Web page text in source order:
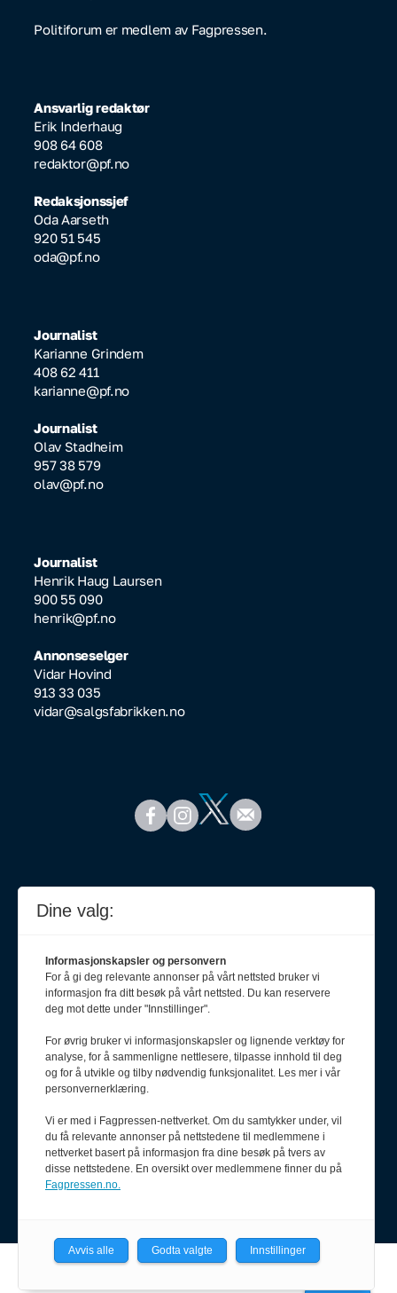
Politiforum er medlem av Fagpressen.
Ansvarlig redaktør
Erik Inderhaug
908 64 608
redaktor@pf.no
Redaksjonssjef
Oda Aarseth
920 51 545
oda@pf.no
Journalist
Karianne Grindem
408 62 411
karianne@pf.no
Journalist
Olav Stadheim
957 38 579
olav@pf.no
Journalist
Henrik Haug Laursen
900 55 090
henrik@pf.no
Annonseselger
Vidar Hovind
913 33 035
vidar@salgsfabrikken.no
Meld deg på nyhetsbrev
Dine valg:
Informasjonskapsler og personvern
For å gi deg relevante annonser på vårt nettsted bruker vi
informasjon fra ditt besøk på vårt nettsted. Du kan reservere
deg mot dette under "Innstillinger".
For øvrig bruker vi informasjonskapsler og lignende verktøy for
analyse, for å sammenligne nettlesere, tilpasse innhold til deg
og for å utvikle og tilby nødvendig funksjonalitet. Les mer i vår
personvernerklæring.
Vi er med i Fagpressen-nettverket. Om du samtykker under, vil
du få relevante annonser på nettstedene til medlemmene i
nettverket basert på informasjon fra dine besøk på tvers av
disse nettstedene. En oversikt over medlemmene finner du på
Fagpressen.no.
Avvis alle Godta valgte Innstillinger